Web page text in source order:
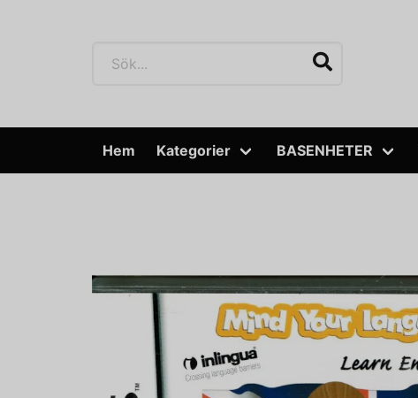
Hem Kategorier BASENHETER